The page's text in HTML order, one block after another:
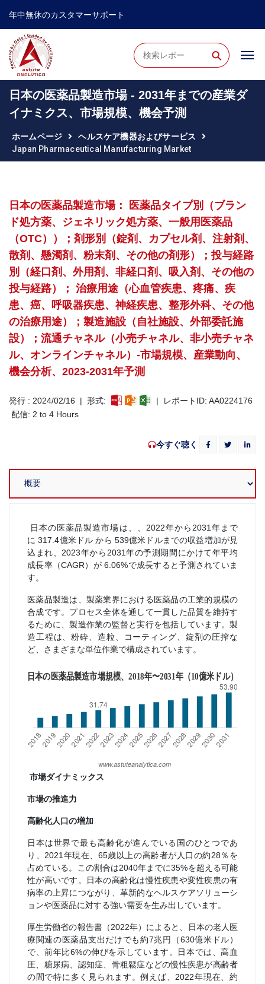
年中無休のカスタマーサポート
⚲
日本の医薬品製造市場 - 2031年までの産業ダ
イナミクス、市場規模、機会予測
ホームページ
ヘルスケア機器およびサービス
Japan Pharmaceutical Manufacturing Market
日本の医薬品製造市場： 医薬品タイプ別（ブラン
ド処方薬、ジェネリック処方薬、一般用医薬品
（OTC））；剤形別（錠剤、カプセル剤、注射剤、
散剤、懸濁剤、粉末剤、その他の剤形）；投与経路
別（経口剤、外用剤、非経口剤、吸入剤、その他の
投与経路）； 治療用途（心血管疾患、疼痛、疾
患、癌、呼吸器疾患、神経疾患、整形外科、その他
の治療用途）；製造施設（自社施設、外部委託施
設）；流通チャネル（小売チャネル、非小売チャネ
ル、オンラインチャネル）-市場規模、産業動向、
機会分析、2023-2031年予測
発行 : 2024/02/16 | 形式:
| レポートID: AA0224176
配信: 2 to 4 Hours
今すぐ聴く
日本の医薬品製造市場は、、2022年から2031年まで
に 317.4億米ドル から 539億米ドルまでの収益増加が見
込まれ、2023年から2031年の予測期間にかけて年平均
成長率（CAGR）が 6.06%で成長すると予測されていま
す。
医薬品製造は、製薬業界における医薬品の工業的規模の
合成です。プロセス全体を通して一貫した品質を維持す
るために、製造作業の監督と実行を包括しています。製
造工程は、粉砕、造粒、コーティング、錠剤の圧搾な
ど、さまざまな単位作業で構成されています。
市場ダイナミックス
市場の推進力
高齢化人口の増加
日本は世界で最も高齢化が進んでいる国のひとつであ
り、2021年現在、65歳以上の高齢者が人口の約28％を
占めている。この割合は2040年までに35%を超える可能
性が高いです。日本の高齢化は慢性疾患や変性疾患の有
病率の上昇につながり、革新的なヘルスケアソリューシ
ョンや医薬品に対する強い需要を生み出しています。
厚生労働省の報告書（2022年）によると、日本の老人医
療関連の医薬品支出だけでも約7兆円（630億米ドル）
で、前年比6%の伸びを示しています。日本では、高血
圧、糖尿病、認知症、骨粗鬆症などの慢性疾患が高齢者
の間で特に多く見られます。例えば、2022年現在、約